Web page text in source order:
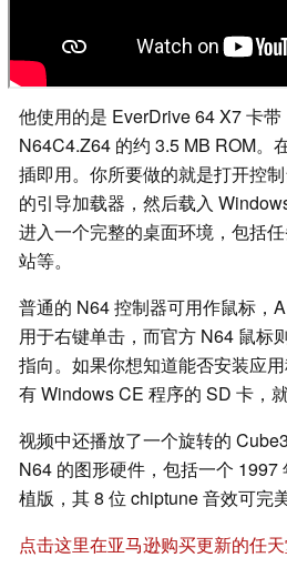
他使用的是 EverDrive 64 X7 卡
N64C4.Z64 的约 3.5 MB ROM。
插即用。你所要做的就是打开控
的引导加载器，然后载入
进入一个完整的桌面环境，包括
站等。
普通的 N64 控制器可用作鼠标，
用于右键单击，而官方 N64 鼠标
指向。如果你想知道能否安装应
有 Windows CE 程序的 SD 卡，就
视频中还播放了一个旋转的
N64 的图形硬件，包括一个 1997
植版，其 8 位 chiptune 音效可完美
点击这里在亚马逊购买更新的任